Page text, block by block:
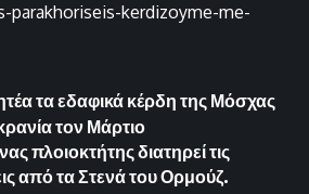
parakhoriseis-kerdizoyme-me-
τα εδαφικά κέρδη της Μόσχας
τον Μάρτιο
πλοιοκτήτης διατηρεί τις
από τα Στενά του Ορμούζ.